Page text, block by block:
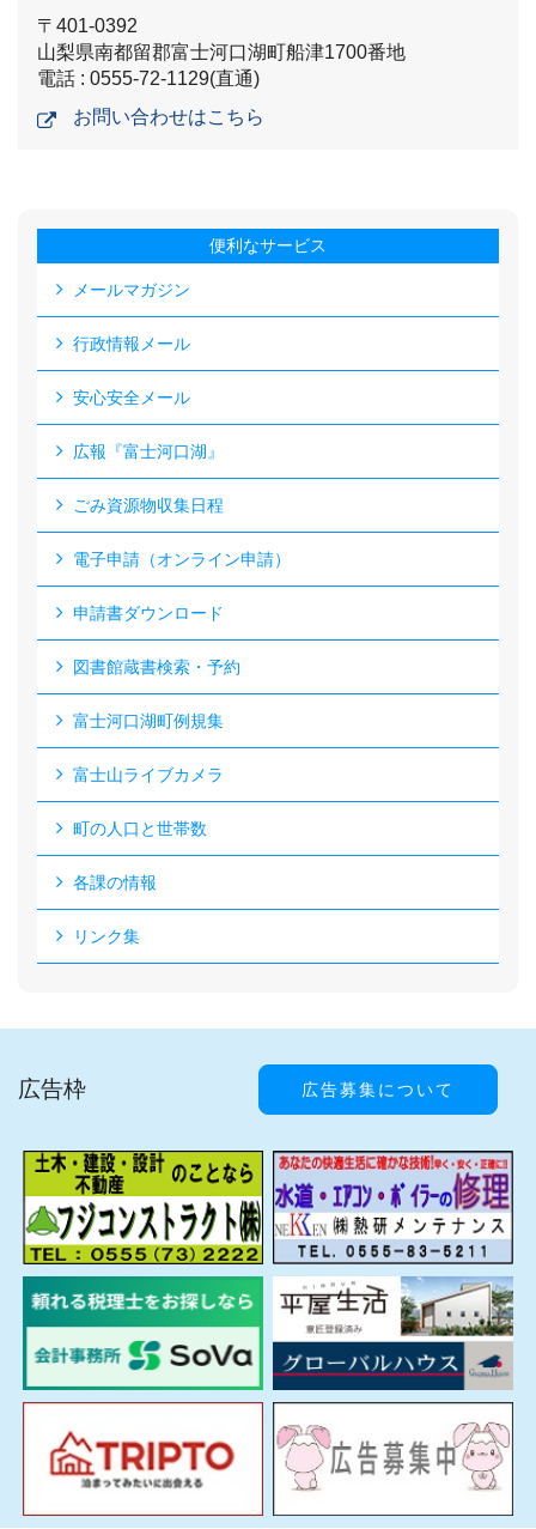
〒401-0392
山梨県南都留郡富士河口湖町船津1700番地
電話 : 0555-72-1129(直通)
お問い合わせはこちら
便利なサービス
メールマガジン
行政情報メール
安心安全メール
広報『富士河口湖』
ごみ資源物収集日程
電子申請（オンライン申請）
申請書ダウンロード
図書館蔵書検索・予約
富士河口湖町例規集
富士山ライブカメラ
町の人口と世帯数
各課の情報
リンク集
広告枠 広告募集について